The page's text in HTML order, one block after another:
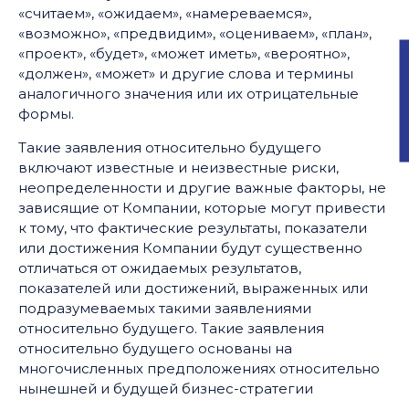
«считаем», «ожидаем», «намереваемся»,
«возможно», «предвидим», «оцениваем», «план»,
«проект», «будет», «может иметь», «вероятно»,
«должен», «может» и другие слова и термины
аналогичного значения или их отрицательные
формы.
Такие заявления относительно будущего
включают известные и неизвестные риски,
неопределенности и другие важные факторы, не
зависящие от Компании, которые могут привести
к тому, что фактические результаты, показатели
или достижения Компании будут существенно
отличаться от ожидаемых результатов,
показателей или достижений, выраженных или
подразумеваемых такими заявлениями
относительно будущего. Такие заявления
относительно будущего основаны на
многочисленных предположениях относительно
нынешней и будущей бизнес-стратегии